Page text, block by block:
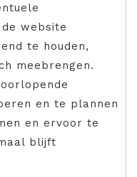
website
te houden,
meebrengen.
en te plannen
en ervoor te
blijft